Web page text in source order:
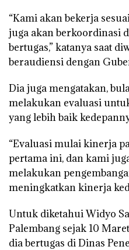
“Kami akan bekerja
juga akan berkoordinasi
bertugas,” katanya saat
beraudiensi dengan
Dia juga mengatakan,
melakukan evaluasi
yang lebih baik
“Evaluasi mulai kinerja
pertama ini, dan kami
melakukan
meningkatkan kinerja
Untuk diketahui Widyo
Palembang sejak 10
dia bertugas di Dinas